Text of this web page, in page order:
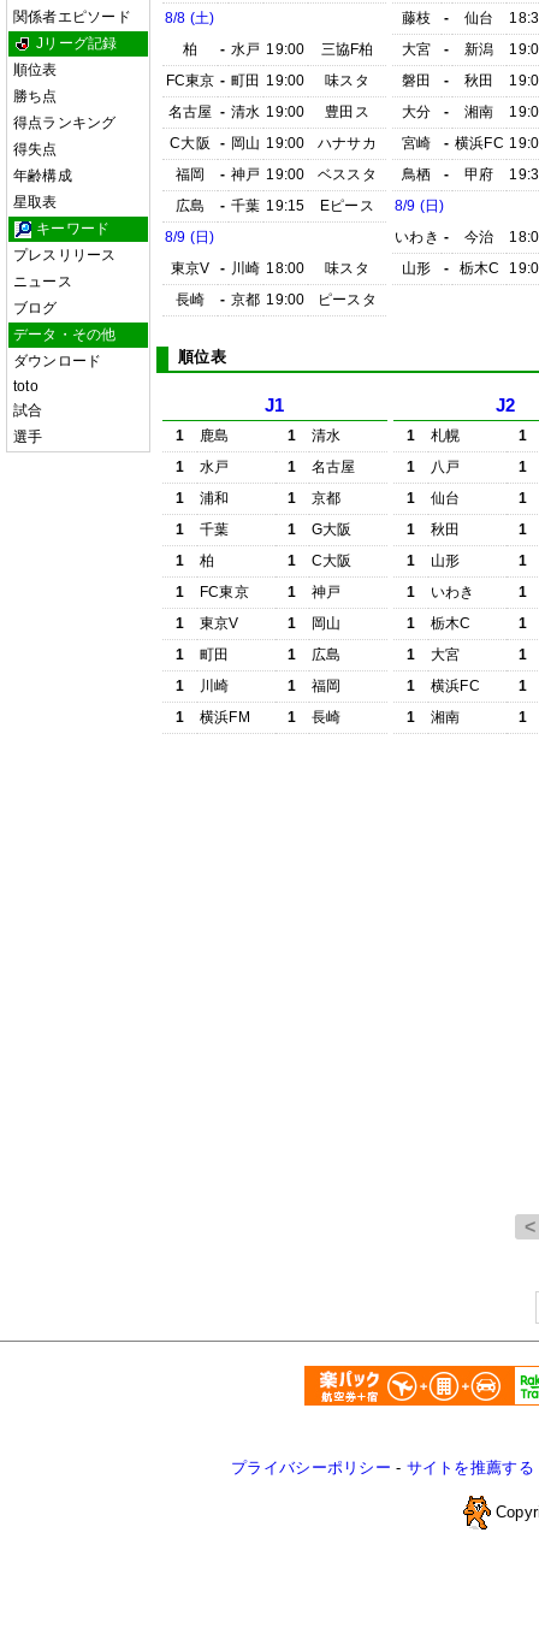
関係者エピソード
Jリーグ記録
順位表
勝ち点
得点ランキング
得失点
年齢構成
星取表
キーワード
プレスリリース
ニュース
ブログ
データ・その他
ダウンロード
toto
試合
選手
8/8 (土)
柏
- 水戸 19:00
三協F柏
FC東京 - 町田 19:00
味スタ
名古屋 - 清水 19:00
豊田ス
C大阪
- 岡山 19:00
ハナサカ
福岡
- 神戸 19:00
ベススタ
広島
- 千葉 19:15
Eピース
8/9 (日)
東京V
- 川崎 18:00
味スタ
長崎
- 京都 19:00 ピースタ
藤枝
- 仙台
大宮
- 新潟
磐田
- 秋田
大分
- 湘南
宮崎
- 横浜FC
鳥栖
- 甲府
8/9 (日)
いわき - 今治
山形
- 栃木C
順位表
J1
1 鹿島 1
清水
1
水戸 1
名古屋
1
浦和 1
京都
1
千葉 1
G大阪
1
柏 1
C大阪
1
FC東京 1
神戸
1
東京V 1
岡山
1
町田 1
広島
1
川崎 1
福岡
1
横浜FM 1 長崎
J2
1 札幌
1
1
八戸
1
1
仙台
1
1
秋田
1
1
山形
1
1
いわき
1
1
栃木C
1
1
大宮
1
1
横浜FC
1
1
湘南 1
プライバシーポリシー - サイトを推薦する